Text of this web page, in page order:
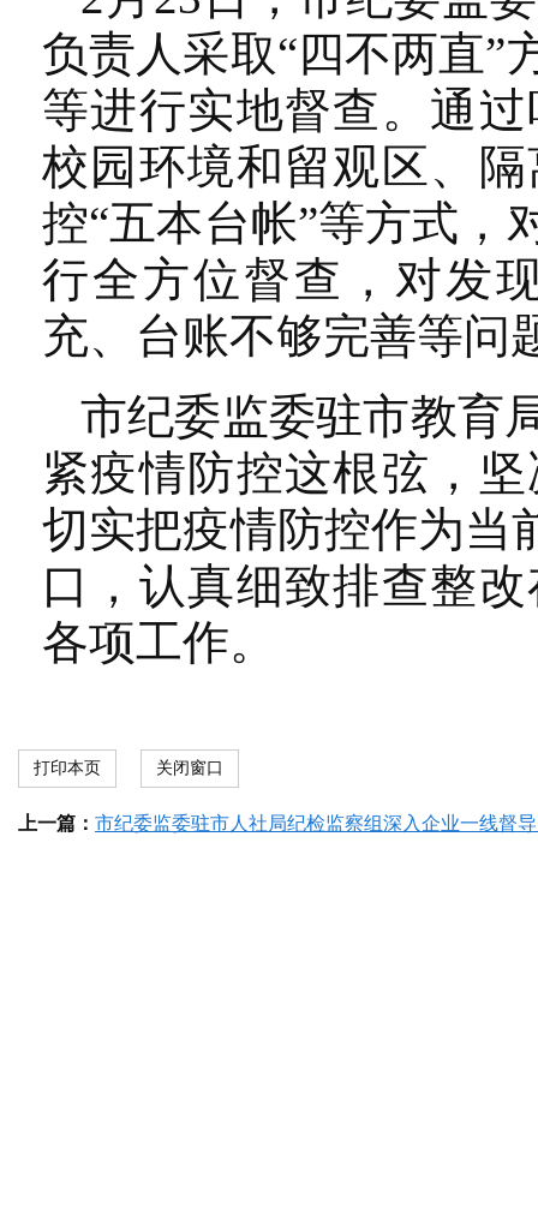
负责人采取“四不两直”
等进行实地督查。通
校园环境和留观区、
控“五本台帐”等方式，
行全方位督查，对发
充、台账不够完善等问
市纪委监委驻市教育
紧疫情防控这根弦，
切实把疫情防控作为当
口，认真细致排查整
各项工作。
打印本页 关闭窗口
上一篇： 市纪委监委驻市人社局纪检监察组深入企业一线督导，促进稳